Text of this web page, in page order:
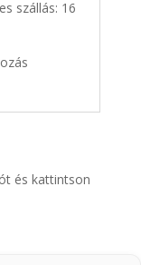
szállás: 16
és kattintson